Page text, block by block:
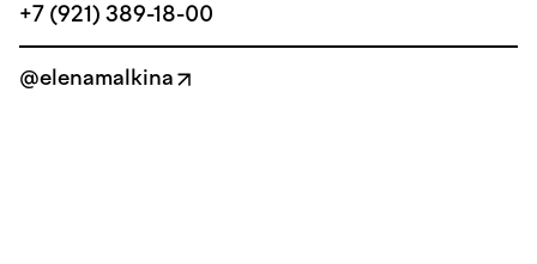
+7 (921) 389-18-00
@elenamalkina